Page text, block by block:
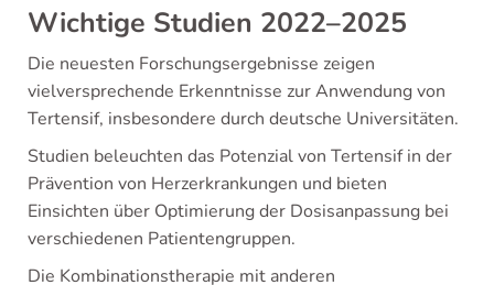
Wichtige Studien 2022–2025
Die neuesten Forschungsergebnisse zeigen
vielversprechende Erkenntnisse zur Anwendung von
Tertensif, insbesondere durch deutsche Universitäten.
Studien beleuchten das Potenzial von Tertensif in der
Prävention von Herzerkrankungen und bieten
Einsichten über Optimierung der Dosisanpassung bei
verschiedenen Patientengruppen.
Die Kombinationstherapie mit anderen